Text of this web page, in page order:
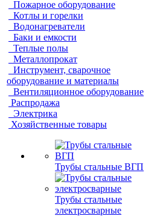
Пожарное оборудование
Котлы и горелки
Водонагреватели
Баки и емкости
Теплые полы
Металлопрокат
Инструмент, сварочное
оборудование и материалы
Вентиляционное оборудование
Распродажа
Электрика
Хозяйственные товары
Трубы стальные ВГП
Трубы стальные
электросварные